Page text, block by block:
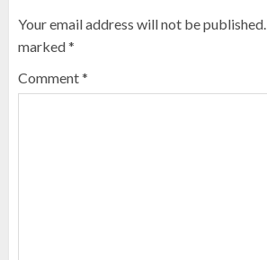
Your email address will not be published.
marked*
Comment*